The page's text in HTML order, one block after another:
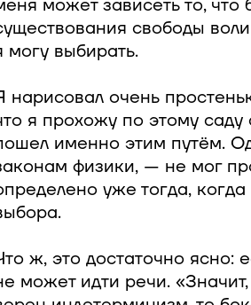
может зависеть то,
свободы
могу выбирать.
нарисовал очень
я прохожу по этому
именно этим путём.
физики, — не мог
уже тогда,
ж, это достаточно ясно:
может идти речи.